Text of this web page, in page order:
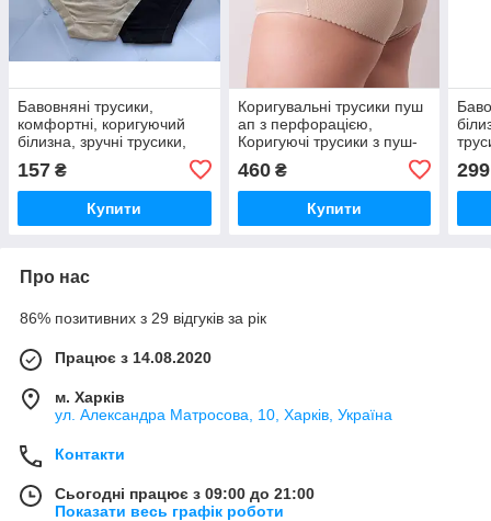
Бавовняні трусики,
комфортні, коригуючий
білизна, зручні трусики,
157 ₴
Купити
Коригувальні трусики пуш
ап з перфорацією,
Коригуючі трусики з пуш-
460₴
Купити
299
Про нас
86% позитивних з 29 відгуків за рік
Працює з 14.08.2020
м. Харків
ул. Александра Матросова, 10, Харків, Україна
Контакти
Сьогодні працює з 09:00 до 21:00
Показати весь графік роботи